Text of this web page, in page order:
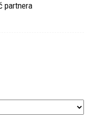
partnera